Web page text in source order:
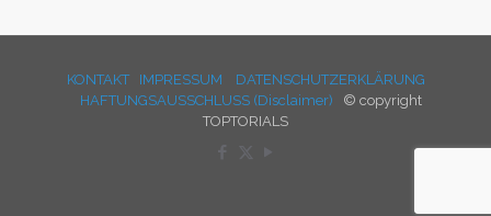
KONTAKT IMPRESSUM
DATENSCHUTZERKLÄRUNG
HAFTUNGSAUSSCHLUSS (Disclaimer) © copyright
TOPTORIALS